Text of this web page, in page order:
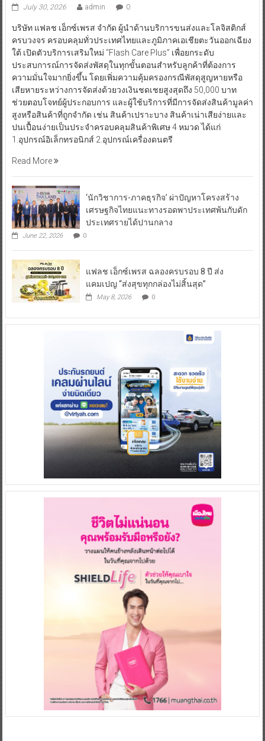
July 30, 2026 admin 0
บริษัท แฟลช เอ็กซ์เพรส จำกัด ผู้นำด้านบริการขนส่งและโลจิสติกส์
ครบวงจร ครอบคลุมทั่วประเทศไทยและภูมิภาคเอเชียตะวันออกเฉียง
ใต้ เปิดตัวบริการเสริมใหม่ “Flash Care Plus” เพื่อยกระดับ
ประสบการณ์การจัดส่งพัสดุในทุกขั้นตอนสำหรับลูกค้าที่ต้องการ
ความมั่นใจมากยิ่งขึ้น โดยเพิ่มความคุ้มครองกรณีพัสดุสูญหายหรือ
เสียหายระหว่างการจัดส่งด้วยวงเงินชดเชยสูงสุดถึง 50,000 บาท
ช่วยตอบโจทย์ผู้ประกอบการ และผู้ใช้บริการที่มีการจัดส่งสินค้ามูลค่า
สูงหรือสินค้าที่ถูกจำกัด เช่น สินค้าเปราะบาง สินค้าเน่าเสียง่ายและ
ปนเปื้อนง่ายเป็นประจำครอบคลุมสินค้าพิเศษ 4 หมวด ได้แก่
1.อุปกรณ์อิเล็กทรอนิกส์ 2.อุปกรณ์เครื่องดนตรี
Read More
‘นักวิชาการ-ภาคธุรกิจ’ ผ่าปัญหาโครงสร้าง
เศรษฐกิจไทยแนะทางรอดพาประเทศพ้นกับดัก
ประเทศรายได้ปานกลาง
June 22, 2026 0
แฟลช เอ็กซ์เพรส ฉลองครบรอบ 8 ปี ส่ง
แคมเปญ “ส่งสุขทุกกล่องไม่สิ้นสุด”
May 8, 2026 0